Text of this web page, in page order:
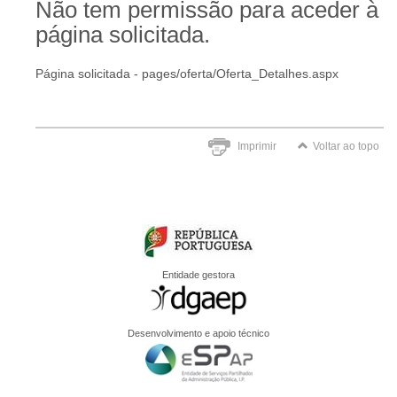
Não tem permissão para aceder à
página solicitada.
Página solicitada - pages/oferta/Oferta_Detalhes.aspx
Imprimir Voltar ao topo
Entidade gestora
Desenvolvimento e apoio técnico